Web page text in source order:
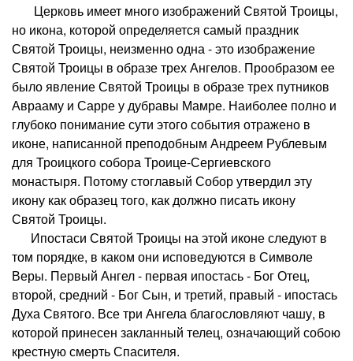
Церковь имеет много изображений Святой Троицы,
но икона, которой определяется самый праздник
Святой Троицы, неизменно одна - это изображение
Святой Троицы в образе трех Ангелов. Прообразом ее
было явление Святой Троицы в образе трех путников
Аврааму и Сарре у дубравы Мамре. Наиболее полно и
глубоко понимание сути этого события отражено в
иконе, написанной преподобным Андреем Рублевым
для Троицкого собора Троице-Сергиевского
монастыря. Потому стоглавый Собор утвердил эту
икону как образец того, как должно писать икону
Святой Троицы.
Ипостаси Святой Троицы на этой иконе следуют в
том порядке, в каком они исповедуются в Символе
Веры. Первый Ангел - первая ипостась - Бог Отец,
второй, средний - Бог Сын, и третий, правый - ипостась
Духа Святого. Все три Ангела благословляют чашу, в
которой принесен закланный телец, означающий собою
крестную смерть Спасителя.